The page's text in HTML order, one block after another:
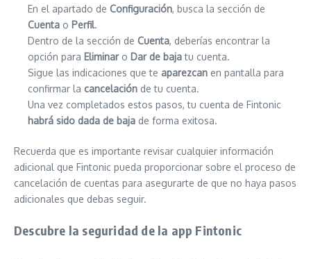
En el apartado de Configuración, busca la sección de
Cuenta o Perfil.
Dentro de la sección de Cuenta, deberías encontrar la
opción para Eliminaro Dar de bajatu cuenta.
Sigue las indicaciones que te aparezcan en pantalla para
confirmar la cancelación de tu cuenta.
Una vez completados estos pasos, tu cuenta de Fintonic
habrá sido dada de baja de forma exitosa.
Recuerda que es importante revisar cualquier información
adicional que Fintonic pueda proporcionar sobre el proceso de
cancelación de cuentas para asegurarte de que no haya pasos
adicionales que debas seguir.
Descubre la seguridad de la app Fintonic